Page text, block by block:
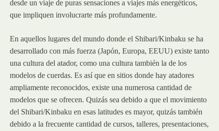
desde un viaje de puras sensaciones a viajes más energéticos,
que impliquen involucrarte más profundamente.
En aquellos lugares del mundo donde el Shibari/Kinbaku se ha
desarrollado con más fuerza (Japón, Europa, EEUU) existe tanto
una cultura del atador, como una cultura también la de los
modelos de cuerdas. Es así que en sitios donde hay atadores
ampliamente reconocidos, existe una numerosa cantidad de
modelos que se ofrecen. Quizás sea debido a que el movimiento
del Shibari/Kinbaku en esas latitudes es mayor, quizás también
debido a la frecuente cantidad de cursos, talleres, presentaciones,